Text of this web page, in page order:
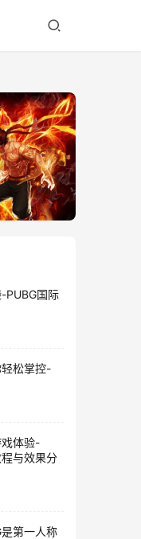
PUBG国际
松掌控-
戏体验-
与效果分
第一人称